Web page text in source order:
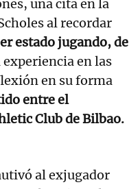
una cita en la
al recordar
estado jugando, de
en las
en su forma
entre el
Club de Bilbao.
al exjugador